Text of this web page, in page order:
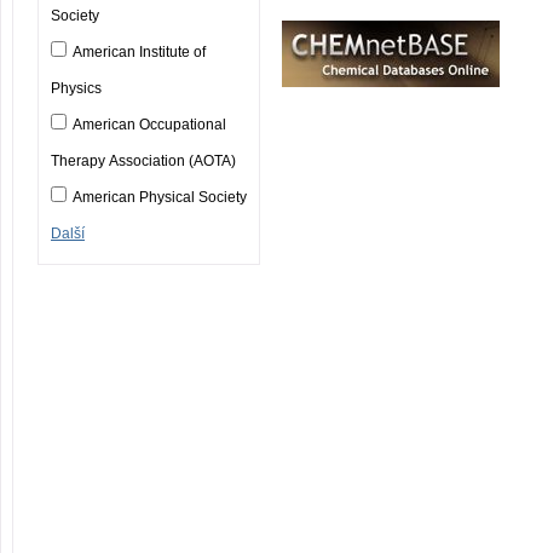
Society
American Institute of
Physics
American Occupational
Therapy Association (AOTA)
American Physical Society
Další